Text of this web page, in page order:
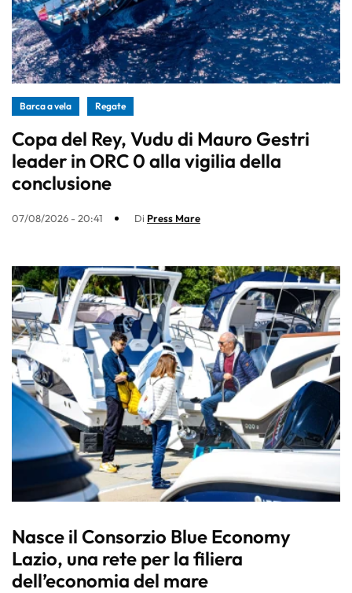
Barca a vela Regate
Copa del Rey, Vudu di Mauro Gestri
leader in ORC 0 alla vigilia della
conclusione
07/08/2026 - 20:41 Di Press Mare
Nasce il Consorzio Blue Economy
Lazio, una rete per la filiera
dell’economia del mare